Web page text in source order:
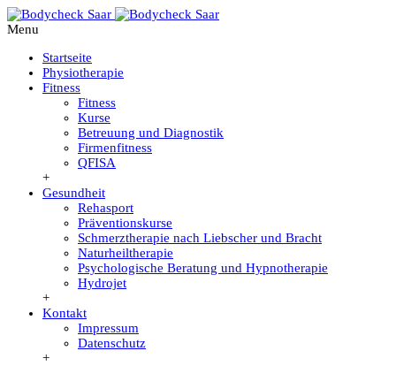
Menu
Startseite
Physiotherapie
Fitness
Fitness
Kurse
Betreuung und Diagnostik
Firmenfitness
QFISA
+
Gesundheit
Rehasport
Präventionskurse
Schmerztherapie nach Liebscher und Bracht
Naturheiltherapie
Psychologische Beratung und Hypnotherapie
Hydrojet
+
Kontakt
Impressum
Datenschutz
+